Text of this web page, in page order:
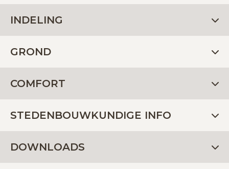
INDELING
GROND
COMFORT
STEDENBOUWKUNDIGE INFO
DOWNLOADS